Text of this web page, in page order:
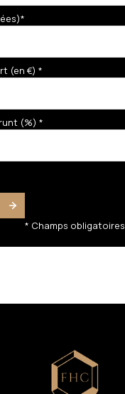
(en €) *
(%) *
* Champs obligatoires